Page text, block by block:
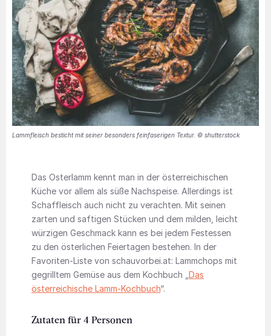
Lammfleisch besticht mit seiner besonders feinfaserigen Textur. © shutterstock
Das Osterlamm kennt man in der österreichischen
Küche vor allem als süße Nachspeise. Allerdings ist
Schaffleisch auch nicht zu verachten. Mit seinen
zarten und saftigen Stücken und dem milden, leicht
würzigen Geschmack kann es bei jedem Festessen
zu den österlichen Feiertagen bestehen. In der
Favoriten-Liste von schauvorbei.at: Lammchops mit
gegrilltem Gemüse aus dem Kochbuch „ Das
österreichische Lamm-Kochbuch“.
Zutaten für 4 Personen